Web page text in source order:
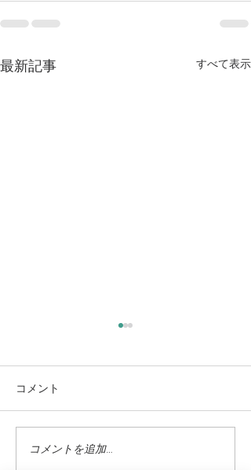
最新記事 すべて表示
蓼科高原ではニッコウキ
コメント
コメントを追加…